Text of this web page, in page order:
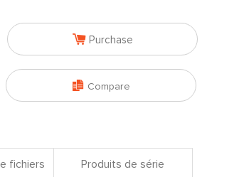
 Purchase
 Compare
fichiers Produits de série